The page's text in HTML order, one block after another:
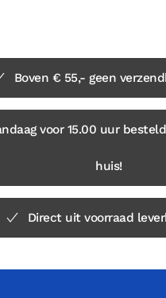
Boven € 55,- geen
voor 15.00 uur
huis!
Direct uit voorraad